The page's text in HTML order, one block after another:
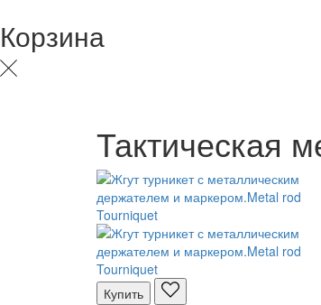
Корзина
Тактическая
Купить